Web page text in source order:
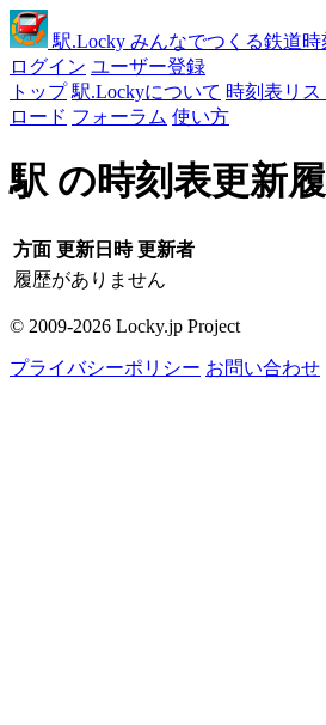
駅.Locky みんなでつくる鉄道時
ログイン ユーザー登録
トップ 駅.Lockyについて 時刻表リス
ロード フォーラム 使い方
駅 の時刻表更新
方面 更新日時 更新者
履歴がありません
© 2009-2026 Locky.jp Project
プライバシーポリシー お問い合わせ